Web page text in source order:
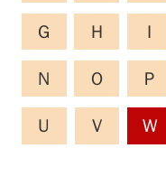
G H I
N O P
U V W